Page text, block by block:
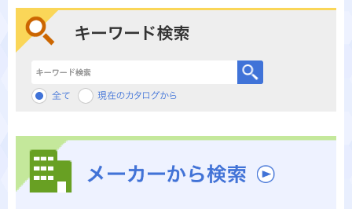
キーワード検索